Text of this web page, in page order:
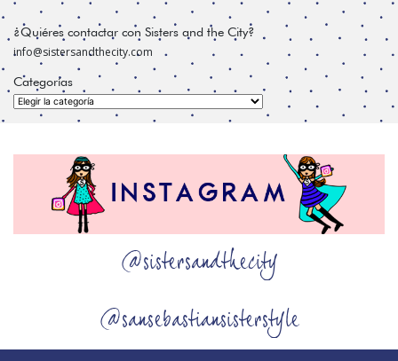
¿Quiéres contactar con Sisters and the City?
info@sistersandthecity.com
Categorías
Categorías
@sistersandthecity
@sansebastiansisterstyle